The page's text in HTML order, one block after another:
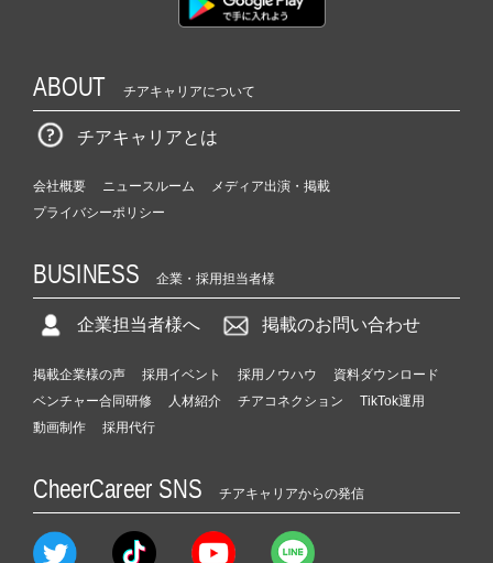
ABOUT チアキャリアについて
チアキャリアとは
会社概要 ニュースルーム
メディア出演・掲載
プライバシーポリシー
BUSINESS 企業・採用担当者様
企業担当者様へ 掲載のお問い合わせ
掲載企業様の声 採用イベント 採用ノウハウ
資料ダウンロード
ベンチャー合同研修
人材紹介 チアコネクション
TikTok運用
動画制作
採用代行
CheerCareer SNS チアキャリアからの発信